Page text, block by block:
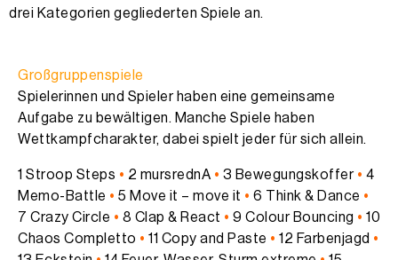
drei Kategorien gegliederten Spiele an.
Großgruppenspiele
Spielerinnen und Spieler haben eine gemeinsame
Aufgabe zu bewältigen. Manche Spiele haben
Wettkampfcharakter, dabei spielt jeder für sich allein.
1 Stroop Steps • 2 mursrednA • 3 Bewegungskoffer • 4
Memo-Battle • 5 Move it – move it • 6 Think & Dance •
7 Crazy Circle • 8 Clap & React • 9 Colour Bouncing • 10
Chaos Completto • 11 Copy and Paste • 12 Farbenjagd •